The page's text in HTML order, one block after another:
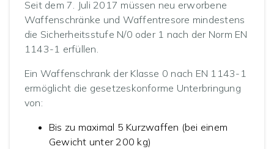
Seit dem 7. Juli 2017 müssen neu erworbene
Waffenschränke und Waffentresore mindestens
die Sicherheitsstufe N/0 oder 1 nach der Norm EN
1143-1 erfüllen.
Ein Waffenschrank der Klasse 0 nach EN 1143-1
ermöglicht die gesetzeskonforme Unterbringung
von:
Bis zu maximal 5 Kurzwaffen (bei einem
Gewicht unter 200 kg)